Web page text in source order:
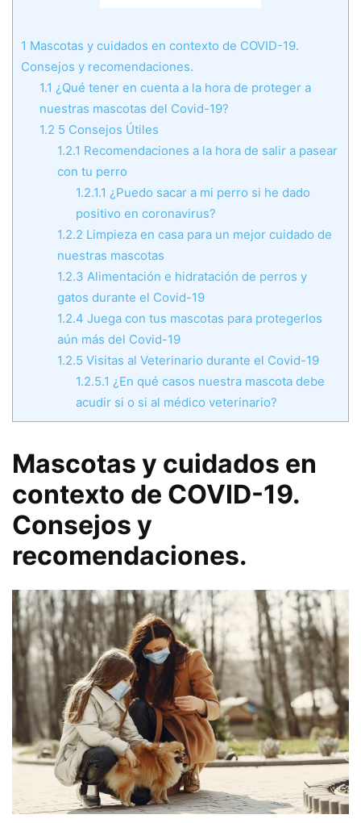
1 Mascotas y cuidados en contexto de COVID-19.
Consejos y recomendaciones.
1.1 ¿Qué tener en cuenta a la hora de proteger a
nuestras mascotas del Covid-19?
1.2 5 Consejos Útiles
1.2.1 Recomendaciones a la hora de salir a pasear
con tu perro
1.2.1.1 ¿Puedo sacar a mi perro si he dado
positivo en coronavirus?
1.2.2 Limpieza en casa para un mejor cuidado de
nuestras mascotas
1.2.3 Alimentación e hidratación de perros y
gatos durante el Covid-19
1.2.4 Juega con tus mascotas para protegerlos
aún más del Covid-19
1.2.5 Visitas al Veterinario durante el Covid-19
1.2.5.1 ¿En qué casos nuestra mascota debe
acudir si o si al médico veterinario?
Mascotas y cuidados en
contexto de COVID-19.
Consejos y
recomendaciones.